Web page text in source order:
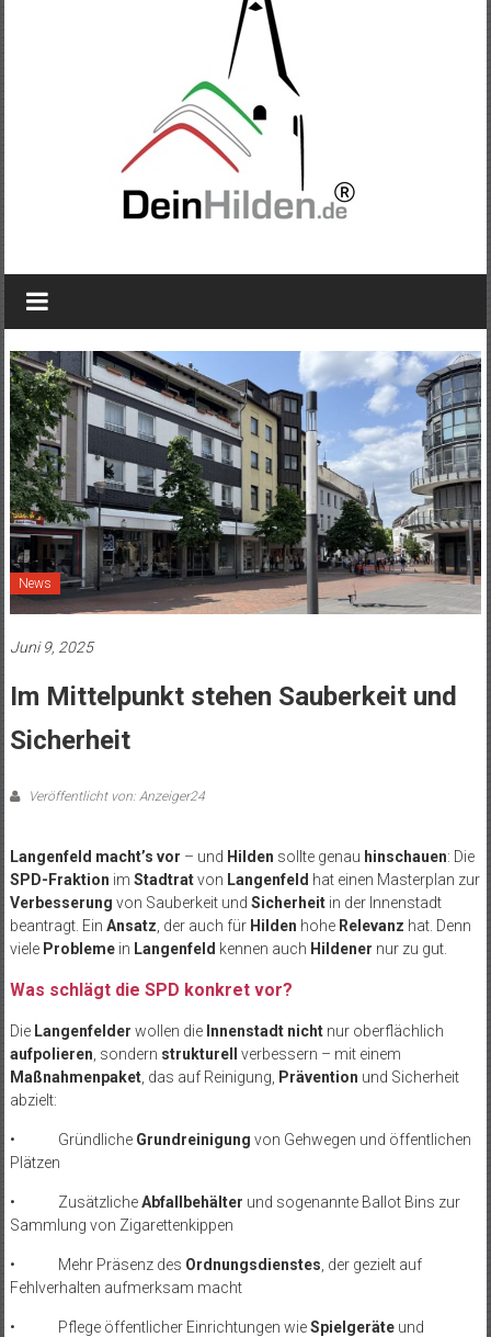
News
Juni 9, 2025
Im Mittelpunkt stehen Sauberkeit und
Sicherheit
Veröffentlicht von: Anzeiger24
Langenfeld macht’s vor – und Hilden sollte genau hinschauen: Die
SPD-Fraktion im Stadtratvon Langenfeld hat einen Masterplan zur
Verbesserung von Sauberkeit und Sicherheitin der Innenstadt
beantragt. Ein Ansatz, der auch für Hilden hohe Relevanz hat. Denn
viele Problemein Langenfeld kennen auch Hildener nur zu gut.
Was schlägt die SPD konkret vor?
Die Langenfelder wollen die Innenstadt nichtnur oberflächlich
aufpolieren, sondern strukturell
verbessern – mit einem
Maßnahmenpaket, das auf Reinigung, Prävention und Sicherheit
abzielt:
• Gründliche Grundreinigung von Gehwegen und öffentlichen
Plätzen
• ZusätzlicheAbfallbehälter und sogenannte Ballot Bins zur
Sammlung von Zigarettenkippen
• Mehr Präsenz des Ordnungsdienstes, der gezielt auf
Fehlverhalten aufmerksam macht
• Pflege öffentlicher Einrichtungen wieSpielgeräteund